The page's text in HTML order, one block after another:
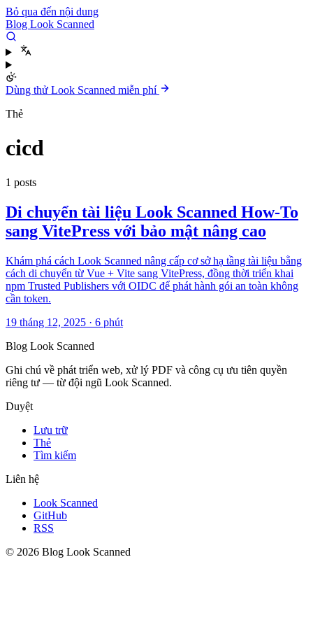
Bỏ qua đến nội dung
Blog Look Scanned
Dùng thử Look Scanned miễn phí
Thẻ
cicd
1 posts
Di chuyển tài liệu Look Scanned How-To
sang VitePress với bảo mật nâng cao
Khám phá cách Look Scanned nâng cấp cơ sở hạ tầng tài liệu bằng
cách di chuyển từ Vue + Vite sang VitePress, đồng thời triển khai
npm Trusted Publishers với OIDC để phát hành gói an toàn không
cần token.
19 tháng 12, 2025 · 6 phút
Blog Look Scanned
Ghi chú về phát triển web, xử lý PDF và công cụ ưu tiên quyền
riêng tư — từ đội ngũ Look Scanned.
Duyệt
Lưu trữ
Thẻ
Tìm kiếm
Liên hệ
Look Scanned
GitHub
RSS
© 2026 Blog Look Scanned